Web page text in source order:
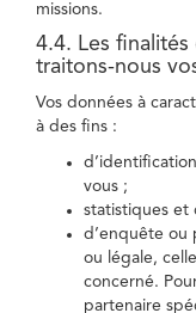
missions.
4.4. Les
traitons-nous
Vos données à
à des fins :
vous ;
statistiques et
d’enquête ou
ou légale,
concerné.
partenaire